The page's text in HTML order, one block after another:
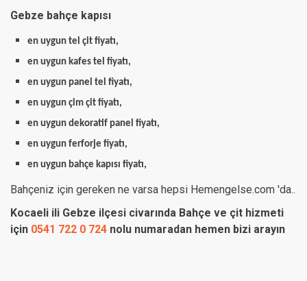
Gebze bahçe kapısı
en uygun tel çit fiyatı,
en uygun kafes tel fiyatı,
en uygun panel tel fiyatı,
en uygun çim çit fiyatı,
en uygun dekoratif panel fiyatı,
en uygun ferforje fiyatı,
en uygun bahçe kapısı fiyatı,
Bahçeniz için gereken ne varsa hepsi Hemengelse.com 'da..
Kocaeli ili Gebze ilçesi civarında Bahçe ve çit hizmeti
için 0541 722 0 724 nolu numaradan hemen bizi arayın